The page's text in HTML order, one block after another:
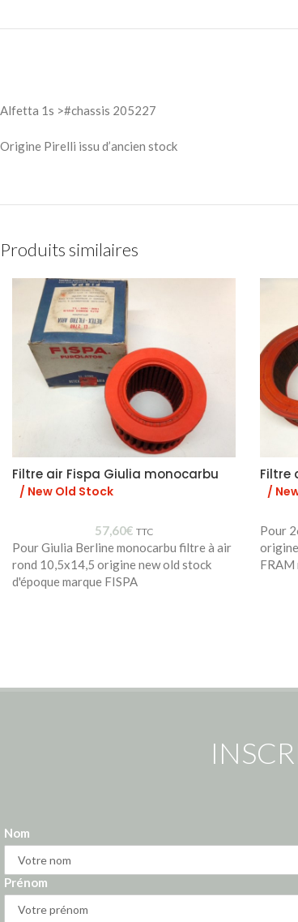
Alfetta 1s >#chassis 205227
Origine Pirelli issu d’ancien stock
Produits similaires
Filtre air Fispa Giulia monocarbu
/ New Old Stock
57,60€ TTC
Pour Giulia Berline monocarbu filtre à air
rond 10,5x14,5 origine new old stock
d'époque marque FISPA
Filtre
/
Pour
Nom
Prénom